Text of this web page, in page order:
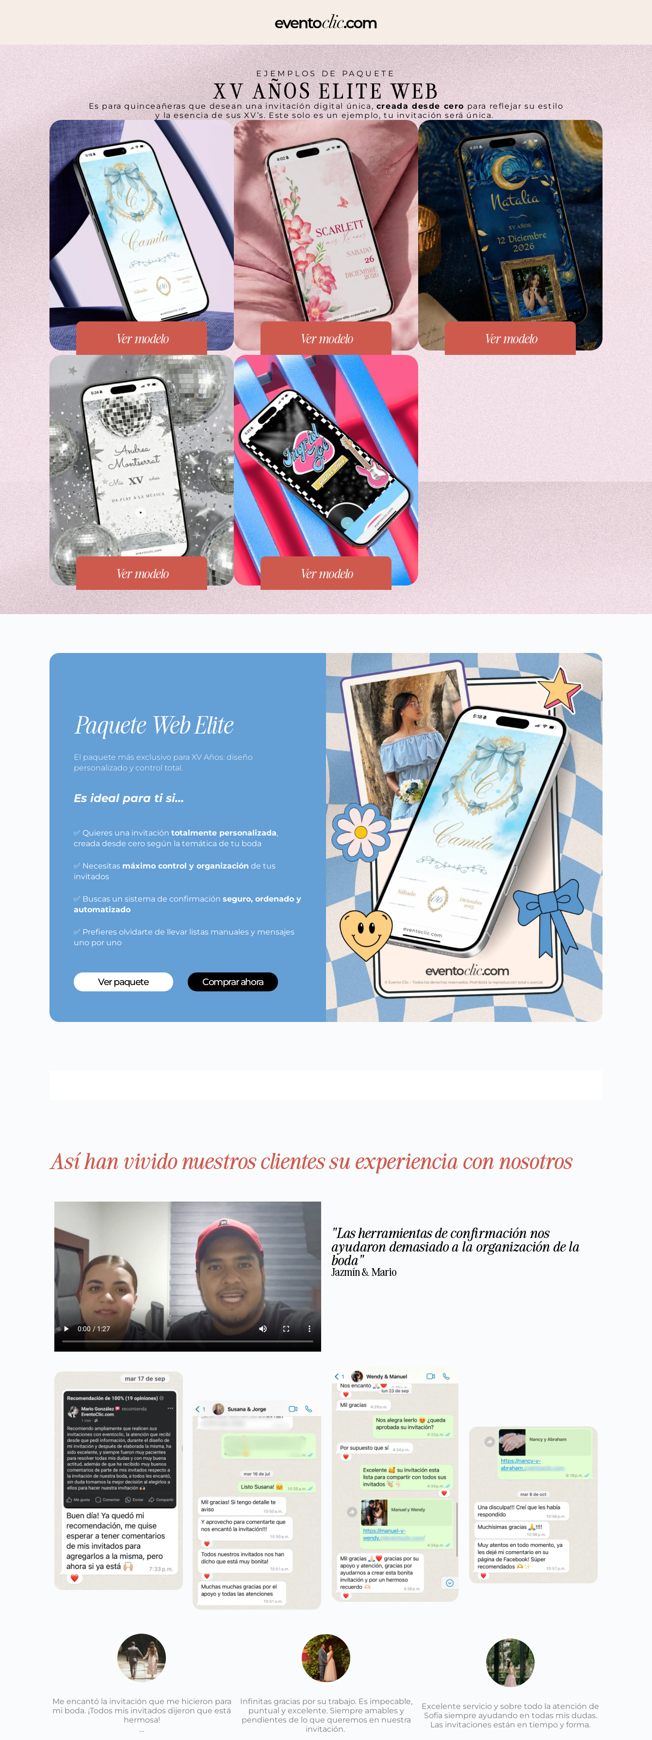
EJEMPLOS DE PAQUETE
XV AÑOS ELITE WEB
Es para quinceañeras que desean una invitación digital única,creada desde ceropara reflejar su estilo
y la esencia de sus XV’s. Este solo es un ejemplo, tu invitación será única.
Ver modelo Ver modelo Ver modelo
Ver modelo Ver modelo
Paquete Web Elite
El paquete más exclusivo para XV Años: diseño
personalizado y control total.
Es ideal para ti si…
✅ Quieres una invitación totalmente personalizada,
creada desde cero según la temática de tu boda
✅ Necesitas máximo control y organización de tus
invitados
✅ Buscas un sistema de confirmación seguro, ordenado y
automatizado
✅ Prefieres olvidarte de llevar listas manuales y mensajes
uno por uno
Ver paquete Comprar ahora
Así han vivido nuestros clientes su experiencia con nosotros
"Las herramientas de confirmación nos
ayudaron demasiado a la organización de la
boda"
Jazmín & Mario
Me encantó la invitación que me hicieron para
mi boda. ¡Todos mis invitados dijeron que está
hermosa!
…
Infinitas gracias por su trabajo. Es impecable,
puntual y excelente. Siempre amables y
pendientes de lo que queremos en nuestra
invitación.
Excelente servicio y sobre todo la atención de
Sofía siempre ayudando en todas mis dudas.
Las invitaciones están en tiempo y forma.